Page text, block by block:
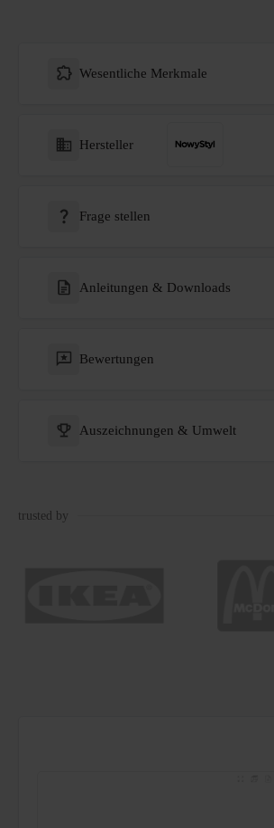
Wesentliche Merkmale
Hersteller
Frage stellen
Anleitungen & Downloads
Bewertungen
Auszeichnungen & Umwelt
trusted by